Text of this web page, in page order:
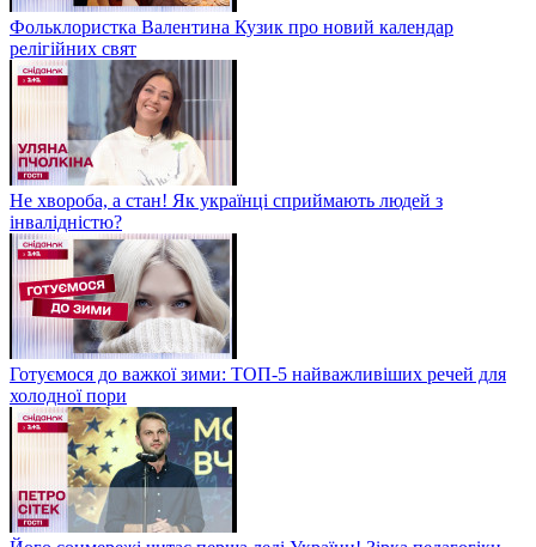
Фольклористка Валентина Кузик про новий календар
релігійних свят
Не хвороба, а стан! Як українці сприймають людей з
інвалідністю?
Готуємося до важкої зими: ТОП-5 найважливіших речей для
холодної пори